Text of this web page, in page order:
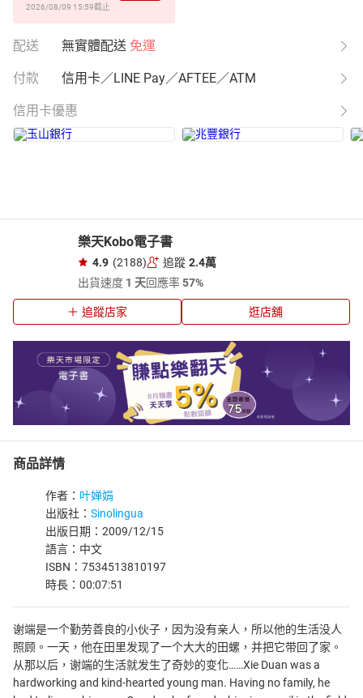
2026/08/09 15:59截止
配送 無實體配送 免運
付款 信用卡／LINE Pay／AFTEE／ATM
信用卡優惠
樂天Kobo電子書
4.9 (2188) 追蹤 2.4萬
出貨速度 1 天回應率57%
追蹤店家 逛店舖
商品詳情
作者： 叶婵娟
出版社： Sinolingua
出版日期：2009/12/15
語言：中文
ISBN：7534513810197
時長：00:07:51
谢端是一个勤劳善良的小伙子，因为没有亲人，所以他的生活没人
照顾。一天，他在田里发现了一个大大的田螺，并把它带回了家。
从那以后，谢端的生活就发生了奇妙的变化……Xie Duan was a
hardworking and kind-hearted young man. Having no family, he